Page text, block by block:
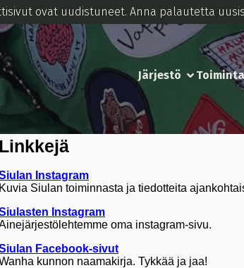
ovat uudistuneet. Anna palautetta
Järjestö
Linkkejä
Instagram
Kuvia Siulan toiminnasta ja tiedotteita
Instagram
oma instagram-sivu.
Facebook-sivut
kunnon naamakirja. Tykkää ja jaa!